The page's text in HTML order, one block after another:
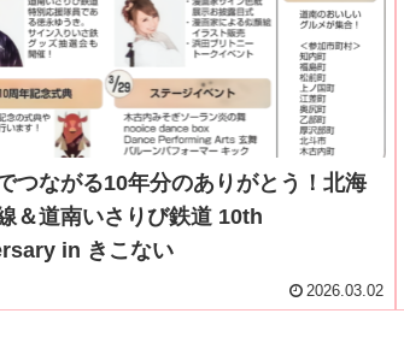
つながる10年分のありがとう！北海
＆道南いさりび鉄道 10th
in きこない
2026.03.02